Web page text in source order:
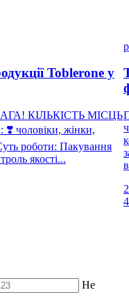
Toblerone у
КІЛЬКІСТЬ МІСЦЬ
чоловіки, жінки,
роботи: Пакування
якості...
Не